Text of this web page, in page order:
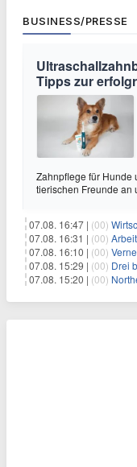
BUSINESS/PRESSE
Tipps zur
Zahnpflege für Hunde
tierischen Freunde an
07.08. 16:47 | (00)
07.08. 16:31 | (00)
07.08. 16:10 | (00)
07.08. 15:29 | (00) Drei
07.08. 15:20 | (00) Northern